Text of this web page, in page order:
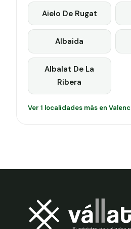
Aielo De Rugat
Albaida
Albalat De La
Ribera
Ver 1 localidades más en